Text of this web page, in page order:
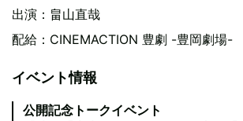
出演：畠山直哉
配給：CINEMACTION 豊劇 -豊岡劇場-
イベント情報
公開記念トークイベント